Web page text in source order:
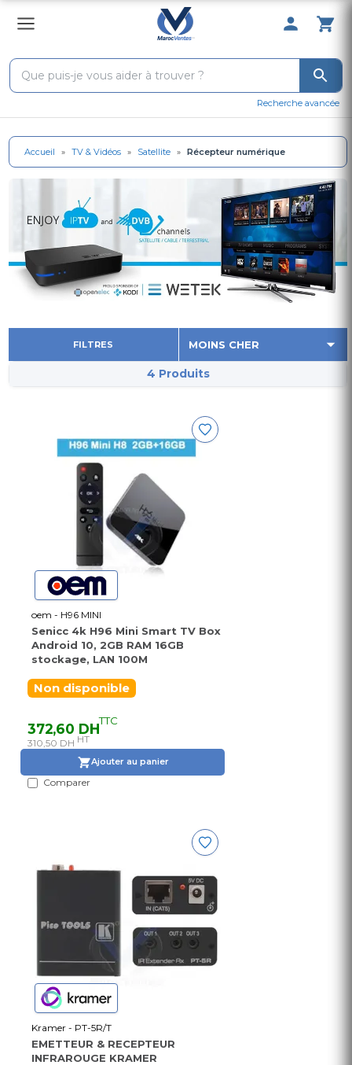
0 Produit
Recherche avancée
Accueil » TV & Vidéos » Satellite » Récepteur numérique
FILTRES
4 Produits
oem - H96 MINI
Senicc 4k H96 Mini Smart TV Box
Android 10, 2GB RAM 16GB
stockage, LAN 100M
Non disponible
372,60 DHTTC
310,50 DH HT
Ajouter au panier
Comparer
Kramer - PT-5R/T
EMETTEUR & RECEPTEUR
INFRAROUGE KRAMER